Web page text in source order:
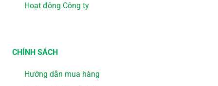
Hoạt động Công ty
CHÍNH SÁCH
Hướng dẫn mua hàng